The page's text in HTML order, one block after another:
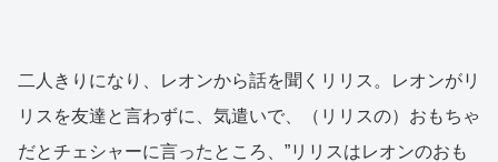
二人きりになり、レオンから話を聞くリリス。レオンがリ
リスを友達と言わずに、気遣いで、（リリスの）おもちゃ
だとチェシャーに言ったところ、”リリスはレオンのおも